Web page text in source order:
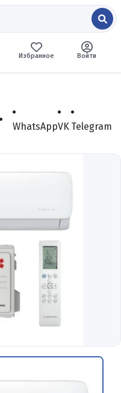
Войти
Избранное
WhatsAppVK Telegram